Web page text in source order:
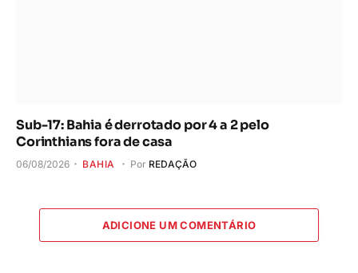
Sub-17: Bahia é derrotado por 4 a 2 pelo
Corinthians fora de casa
06/08/2026 BAHIA Por REDAÇÃO
ADICIONE UM COMENTÁRIO